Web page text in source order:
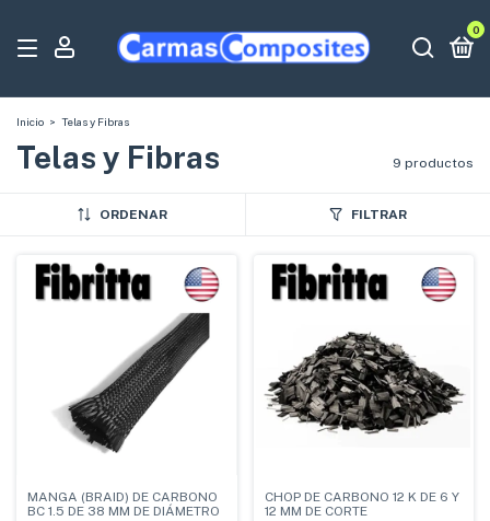
0
Inicio > Telas y Fibras
Telas y Fibras 9 productos
ORDENAR FILTRAR
MANGA (BRAID) DE CARBONO
BC 1.5 DE 38 MM DE DIÁMETRO
CHOP DE CARBONO 12 K DE 6 Y
12 MM DE CORTE